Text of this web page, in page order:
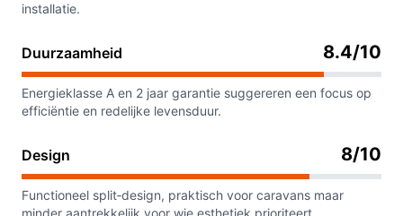
installatie.
Duurzaamheid 8.4/10
Energieklasse A en 2 jaar garantie suggereren een focus op
efficiëntie en redelijke levensduur.
Design 8/10
Functioneel split‑design, praktisch voor caravans maar